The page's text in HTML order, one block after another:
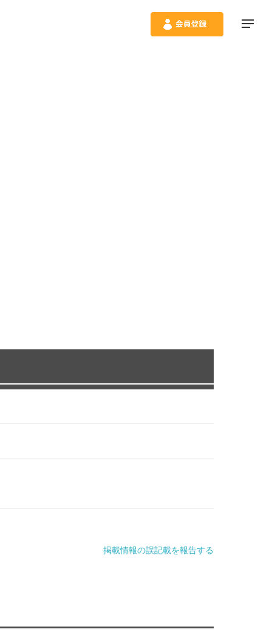
掲載情報の誤記載を報告する